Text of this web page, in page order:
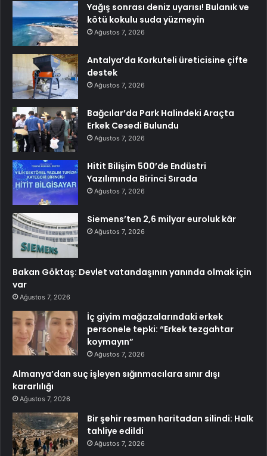
Yağış sonrası deniz uyarısı! Bulanık ve
kötü kokulu suda yüzmeyin
Ağustos 7, 2026
Antalya’da Korkuteli üreticisine çifte
destek
Ağustos 7, 2026
Bağcılar’da Park Halindeki Araçta
Erkek Cesedi Bulundu
Ağustos 7, 2026
Hitit Bilişim 500’de Endüstri
Yazılımında Birinci Sırada
Ağustos 7, 2026
Siemens’ten 2,6 milyar euroluk kâr
Ağustos 7, 2026
Bakan Göktaş: Devlet vatandaşının yanında olmak için
var
Ağustos 7, 2026
İç giyim mağazalarındaki erkek
personele tepki: “Erkek tezgahtar
koymayın”
Ağustos 7, 2026
Almanya’dan suç işleyen sığınmacılara sınır dışı
kararlılığı
Ağustos 7, 2026
Bir şehir resmen haritadan silindi: Halk
tahliye edildi
Ağustos 7, 2026